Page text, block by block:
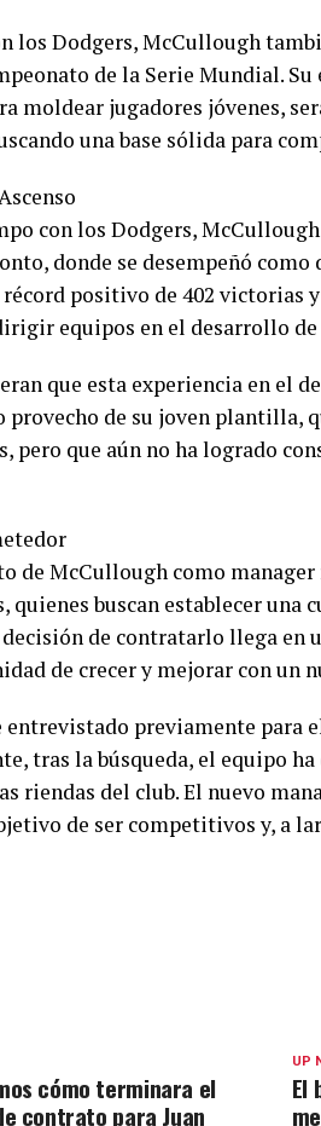
los Dodgers, McCullough
de la Serie Mundial.
moldear jugadores jóvenes,
una base sólida para
con los Dodgers,
donde se desempeñó
positivo de 402 victorias
equipos en el desarrollo
que esta experiencia en el
provecho de su joven plantilla,
pero que aún no ha logrado
de McCullough como
quienes buscan establecer una
decisión de contratarlo llega en
de crecer y mejorar con un
previamente para
tras la búsqueda, el equipo
riendas del club. El nuevo
de ser competitivos y, a
UP
El
cómo terminara el
contrato para Juan